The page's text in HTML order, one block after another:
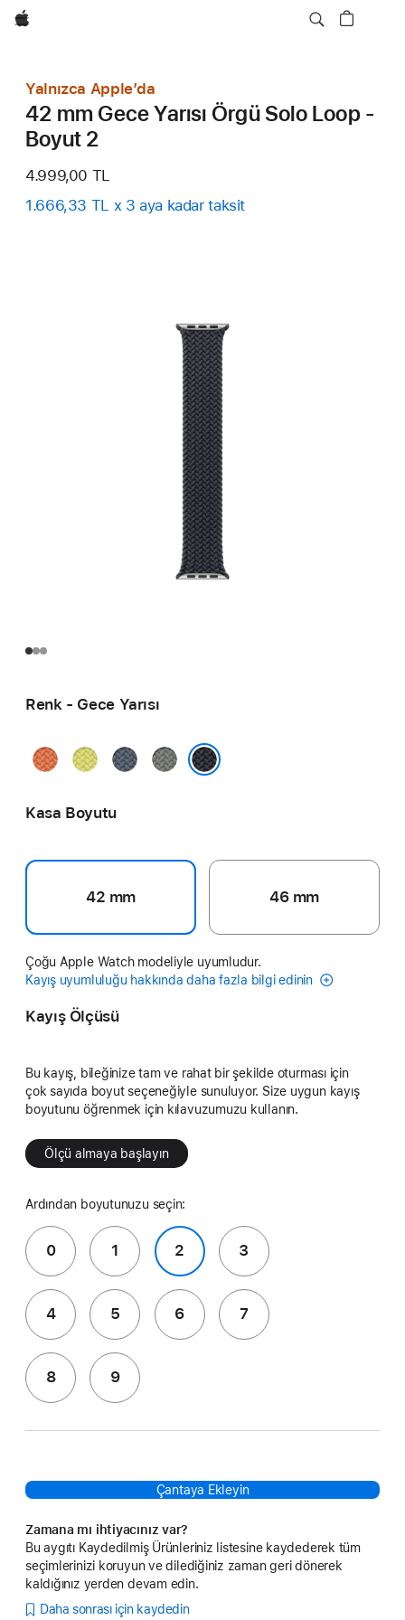
wzlhp
Yalnızca Apple’da
42 mm Gece Yarısı Örgü Solo Loop -
Boyut 2
4.999,00 TL
1.666,33 TL x 3 aya kadar taksit
Renk - Gece Yarısı
Zerdeçal
Neon
DemirYeşil
Kasa Boyutu
42 mm 46 mm
Çoğu Apple Watch modeliyle uyumludur.
Kayış uyumluluğu hakkında daha fazla bilgi edinin
Kayış Ölçüsü
Bu kayış, bileğinize tam ve rahat bir şekilde oturması için
çok sayıda boyut seçeneğiyle sunuluyor. Size uygun kayış
boyutunu öğrenmek için kılavuzumuzu kullanın.
Ölçü almaya başlayın
Ardından boyutunuzu seçin:
0 1 2 3
4 5 6 7
8 9
Çantaya Ekleyin
Zamana mı ihtiyacınız var?
Bu aygıtı Kaydedilmiş Ürünleriniz listesine kaydederek tüm
seçimlerinizi koruyun ve dilediğiniz zaman geri dönerek
kaldığınız yerden devam edin.
Daha sonrası için kaydedin